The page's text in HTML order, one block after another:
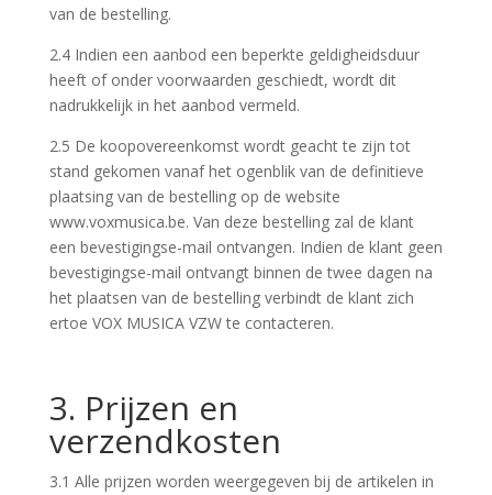
van de bestelling.
2.4 Indien een aanbod een beperkte geldigheidsduur
heeft of onder voorwaarden geschiedt, wordt dit
nadrukkelijk in het aanbod vermeld.
2.5 De koopovereenkomst wordt geacht te zijn tot
stand gekomen vanaf het ogenblik van de definitieve
plaatsing van de bestelling op de website
www.voxmusica.be. Van deze bestelling zal de klant
een bevestigingse-mail ontvangen. Indien de klant geen
bevestigingse-mail ontvangt binnen de twee dagen na
het plaatsen van de bestelling verbindt de klant zich
ertoe VOX MUSICA VZW te contacteren.
3. Prijzen en
verzendkosten
3.1 Alle prijzen worden weergegeven bij de artikelen in